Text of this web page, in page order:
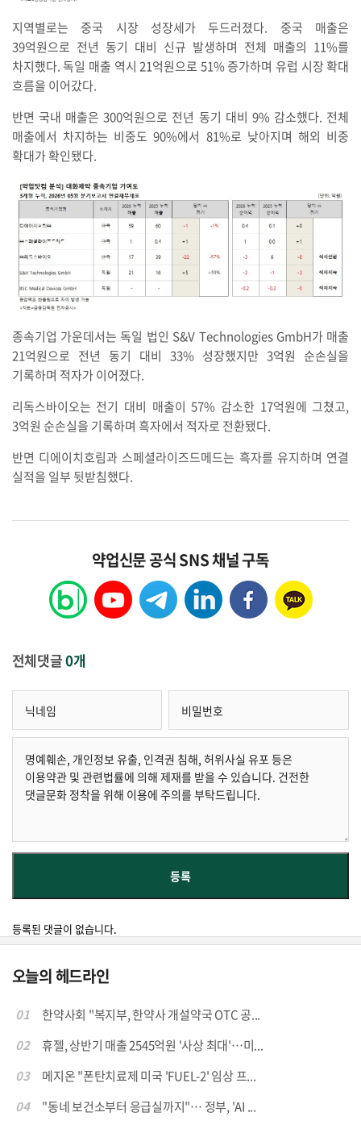
지역별로는 중국 시장 성장세가 두드러졌다. 중국 매출은
39억원으로 전년 동기 대비 신규 발생하며 전체 매출의 11%를
차지했다. 독일 매출 역시 21억원으로 51% 증가하며 유럽 시장 확대
흐름을 이어갔다.
반면 국내 매출은 300억원으로 전년 동기 대비 9% 감소했다. 전체
매출에서 차지하는 비중도 90%에서 81%로 낮아지며 해외 비중
확대가 확인됐다.
종속기업 가운데서는 독일 법인 S&V Technologies GmbH가 매출
21억원으로 전년 동기 대비 33% 성장했지만 3억원 순손실을
기록하며 적자가 이어졌다.
리독스바이오는 전기 대비 매출이 57% 감소한 17억원에 그쳤고,
3억원 순손실을 기록하며 흑자에서 적자로 전환됐다.
반면 디에이치호림과 스페셜라이즈드메드는 흑자를 유지하며 연결
실적을 일부 뒷받침했다.
약업신문 공식 SNS 채널 구독
전체댓글0개
등록된 댓글이 없습니다.
오늘의 헤드라인
01
한약사회 "복지부, 한약사 개설약국 OTC 공...
02
휴젤, 상반기 매출 2545억원 '사상 최대'…미...
03
메지온 "폰탄치료제 미국 'FUEL-2' 임상 프...
04
"동네 보건소부터 응급실까지"… 정부, 'AI ...